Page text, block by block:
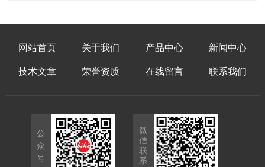
网站首页 关于我们 产品中心 新闻中心
技术文章 荣誉资质 在线留言 联系我们
公
众
号
微
信
联
系